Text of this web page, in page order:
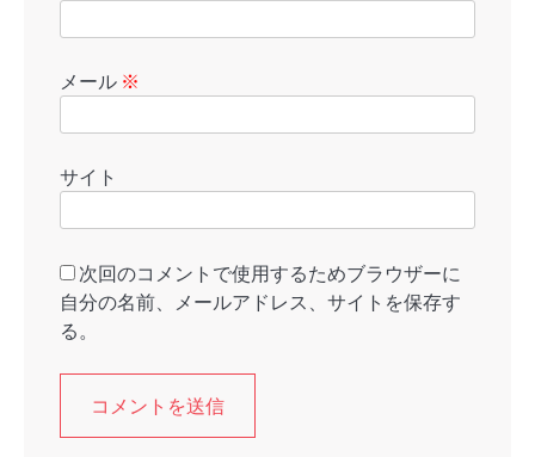
メール ※
サイト
次回のコメントで使用するためブラウザーに
自分の名前、メールアドレス、サイトを保存す
る。